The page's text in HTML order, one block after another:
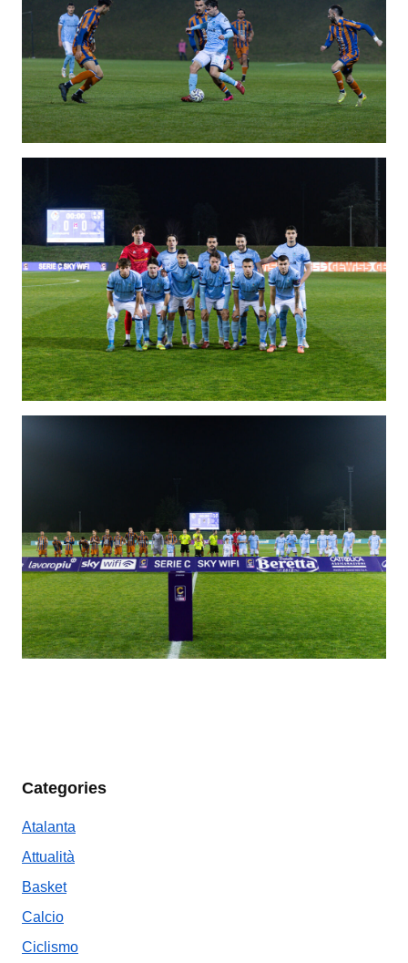
Categories
Atalanta
Attualità
Basket
Calcio
Ciclismo